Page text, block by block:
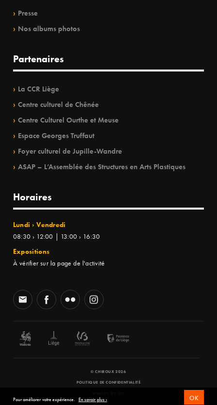
Presse
Nos albums photos
Partenaires
La CCR Liège
Centre culturel de Chênée
Centre Culturel Ourthe et Meuse
Espace Georges Truffaut
Foyer culturel de Jupille-Wandre
ASAP – L’Assemblée des Structures en Arts Plastiques
Horaires
Lundi › Vendredi
08:30 › 12:00 | 13:00 › 16:30
Expositions
À vérifier sur la page de l'activité
© CHIROUX 2026
POLITIQUE DE CONFIDENTIALITÉ
Pour améliorer votre expérience. En savoir plus › OK